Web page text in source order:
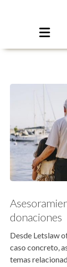
donaciones
Desde Letslaw
caso concreto,
temas